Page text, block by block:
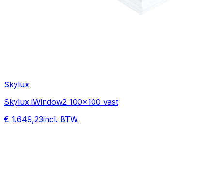
Skylux
Skylux iWindow2 100x100 vast
€ 1.649,23incl. BTW